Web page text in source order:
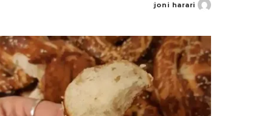
Posted
joni harari